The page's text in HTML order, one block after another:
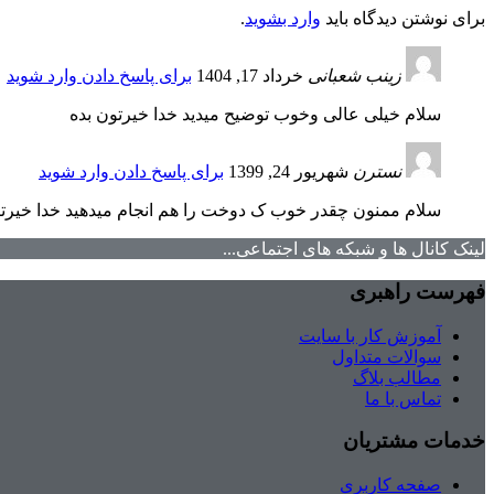
برای نوشتن دیدگاه باید وارد بشوید.
زینب شعبانی خرداد 17, 1404 برای پاسخ دادن وارد شوید
سلام خیلی عالی وخوب توضیح میدید خدا خیرتون بده
نسترن شهریور 24, 1399 برای پاسخ دادن وارد شوید
سلام ممنون چقدر خوب ک دوخت را هم انجام میدهید خدا
لینک کانال ها و شبکه های اجتماعی...
فهرست راهبری
آموزش کار با سایت
سوالات متداول
مطالب بلاگ
تماس با ما
خدمات مشتریان
صفحه کاربری